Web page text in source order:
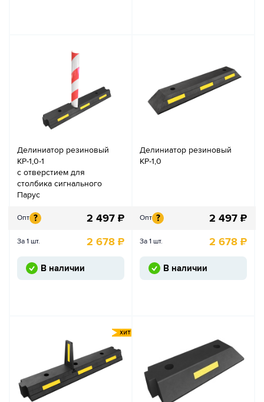
Делиниатор резиновый
КР-1,0-1
с отверстием для
столбика сигнального
Парус
Опт ? 2 497 ₽
За 1 шт. 2 678 ₽
В наличии
Делиниатор резиновый
КР-1,0
Опт ? 2 497 ₽
За 1 шт. 2 678 ₽
В наличии